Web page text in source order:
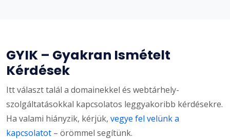
GYIK – Gyakran Ismételt
Kérdések
Itt választ talál a domainekkel és webtárhely-
szolgáltatásokkal kapcsolatos leggyakoribb kérdésekre.
Ha valami hiányzik, kérjük, vegye fel velünk a
kapcsolatot – örömmel segítünk.